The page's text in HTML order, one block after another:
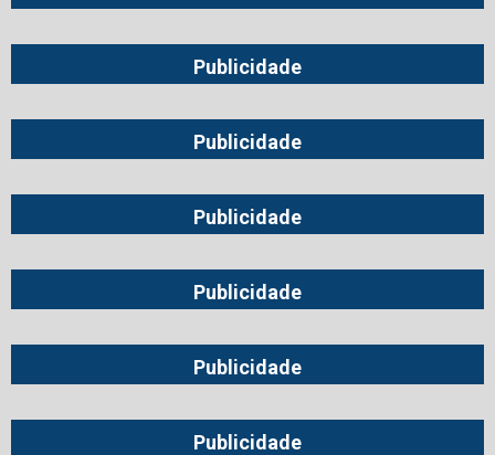
Publicidade
Publicidade
Publicidade
Publicidade
Publicidade
Publicidade